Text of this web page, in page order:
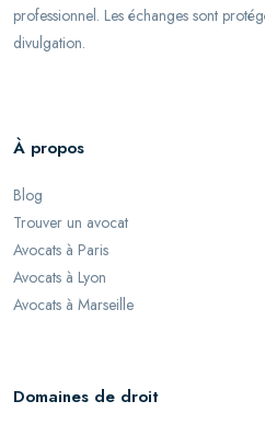
professionnel. Les échanges sont
divulgation.
À propos
Blog
Trouver un avocat
Avocats à Paris
Avocats à Lyon
Avocats à Marseille
Domaines de droit